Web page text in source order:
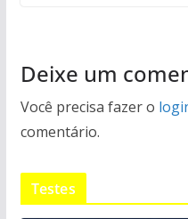
Deixe um
Você precisa fazer o
comentário.
Testes